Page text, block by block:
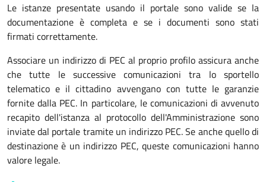
Le istanze presentate usando il portale sono valide se la
documentazione è completa e se i documenti sono stati
firmati correttamente.
Associare un indirizzo di PEC al proprio profilo assicura anche
che tutte le successive comunicazioni tra lo sportello
telematico e il cittadino avvengano con tutte le garanzie
fornite dalla PEC. In particolare, le comunicazioni di avvenuto
recapito dell'istanza al protocollo dell'Amministrazione sono
inviate dal portale tramite un indirizzo PEC. Se anche quello di
destinazione è un indirizzo PEC, queste comunicazioni hanno
valore legale.